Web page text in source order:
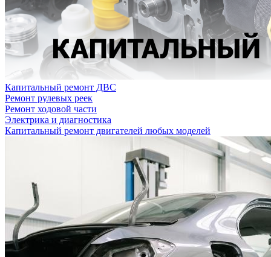
Капитальный ремонт ДВС
Ремонт рулевых реек
Ремонт ходовой части
Электрика и диагностика
Капитальный ремонт двигателей любых моделей